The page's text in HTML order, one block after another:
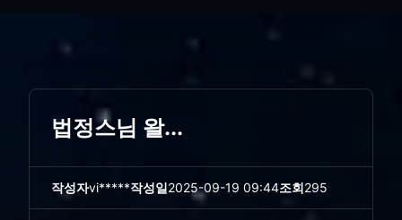
법정스님 왈...
작성자vi*****작성일2025-09-19 09:44조회295